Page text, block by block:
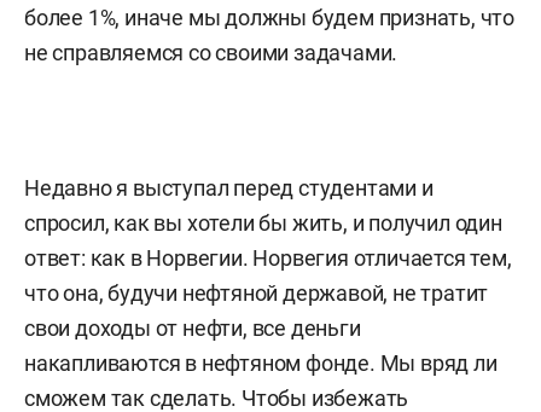
более 1%, иначе мы должны будем признать, что
не справляемся со своими задачами.
Недавно я выступал перед студентами и
спросил, как вы хотели бы жить, и получил один
ответ: как в Норвегии. Норвегия отличается тем,
что она, будучи нефтяной державой, не тратит
свои доходы от нефти, все деньги
накапливаются в нефтяном фонде. Мы вряд ли
сможем так сделать. Чтобы избежать